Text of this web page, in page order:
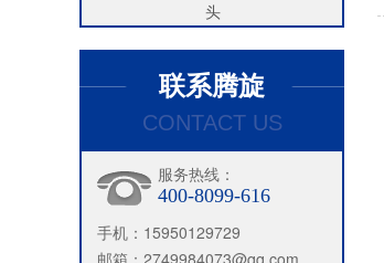
头
联系腾旋
CONTACT US
服务热线：
400-8099-616
手机：15950129729